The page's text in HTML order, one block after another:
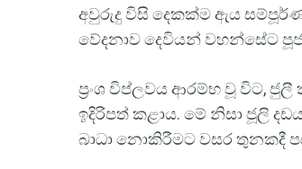
අවුරුදු විසි දෙකක්ම ඇය
වේදනාව දෙවියන් වහන්සේට
ප්‍රංශ විප්ලවය ආරම්භ වූ විට,
ඉදිරිපත් කළාය. මේ නිසා ජූලි
බාධා නොකිරීමට වසර තුනකදී